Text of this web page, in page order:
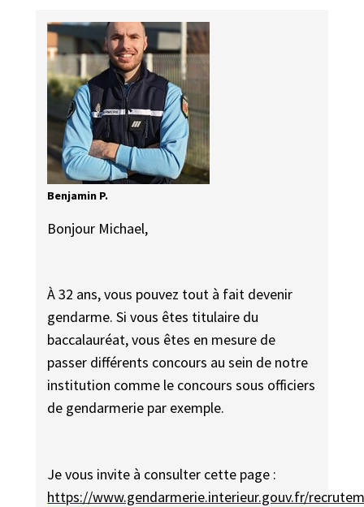
Benjamin P.
Bonjour Michael,
À 32 ans, vous pouvez tout à fait devenir
gendarme. Si vous êtes titulaire du
baccalauréat, vous êtes en mesure de
passer différents concours au sein de notre
institution comme le concours sous officiers
de gendarmerie par exemple.
Je vous invite à consulter cette page :
https://www.gendarmerie.interieur.gouv.fr/